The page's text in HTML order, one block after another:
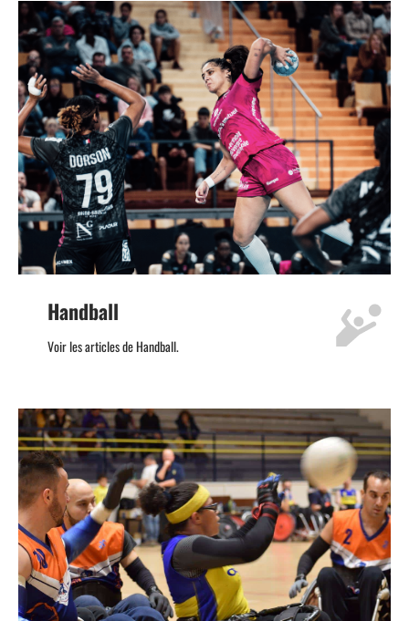
Handball
Voir les articles de Handball.